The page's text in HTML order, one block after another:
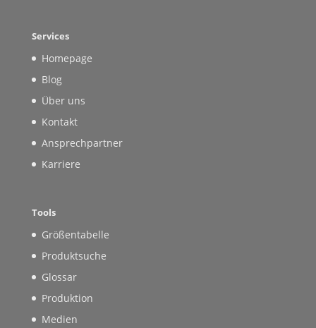
Services
Homepage
Blog
Über uns
Kontakt
Ansprechpartner
Karriere
Tools
Größentabelle
Produktsuche
Glossar
Produktion
Medien